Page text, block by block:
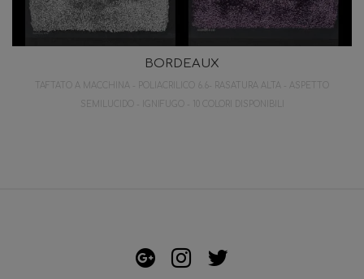
BORDEAUX
TAFTATO A MACCHINA - POLIACRILICO 6.6- RASATURA ALTA - ASPETTO
SEMILUCIDO - IGNIFUGO - 10 COLORI DISPONIBILI